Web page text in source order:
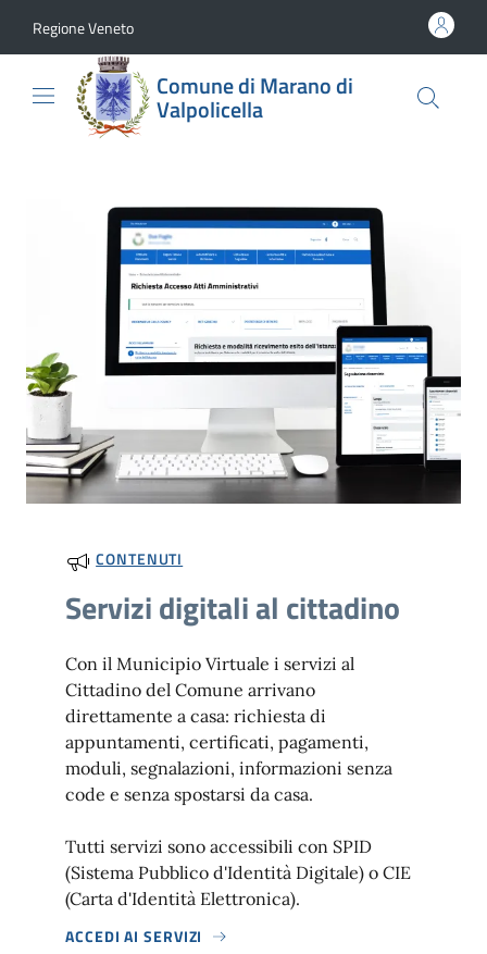
Regione Veneto
Comune di Marano di
Valpolicella
CONTENUTI
Servizi digitali al cittadino
Con il Municipio Virtuale i servizi al
Cittadino del Comune arrivano
direttamente a casa: richiesta di
appuntamenti, certificati, pagamenti,
moduli, segnalazioni, informazioni senza
code e senza spostarsi da casa.
Tutti servizi sono accessibili con SPID
(Sistema Pubblico d'Identità Digitale) o CIE
(Carta d'Identità Elettronica).
ACCEDI AI SERVIZI